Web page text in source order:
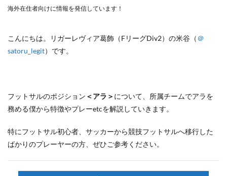
海外在住者向けに情報を発信しています！
こんにちは。リガーレヴィア葛飾（FリーグDiv2）の米谷（ ＠
satoru_legit）です。
フットサルのポジション ＜アラ＞ について、所属チームでアラを
務める僕から特徴やプレーetcを解説していきます。
特にフットサル初心者、サッカーから競技フットサルへ移行した
ばかりのプレーヤーの方、ぜひご参考ください。